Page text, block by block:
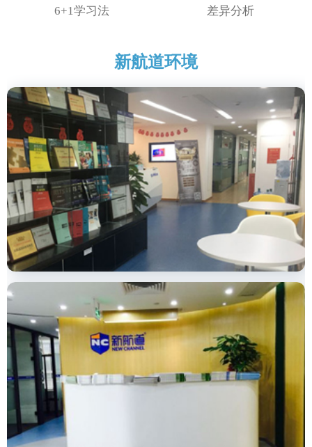
6+1学习法 差异分析
新航道环境